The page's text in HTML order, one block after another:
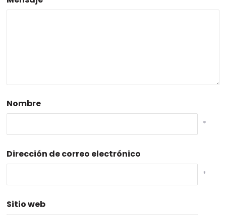
Nombre
*
Dirección de correo electrónico
*
Sitio web